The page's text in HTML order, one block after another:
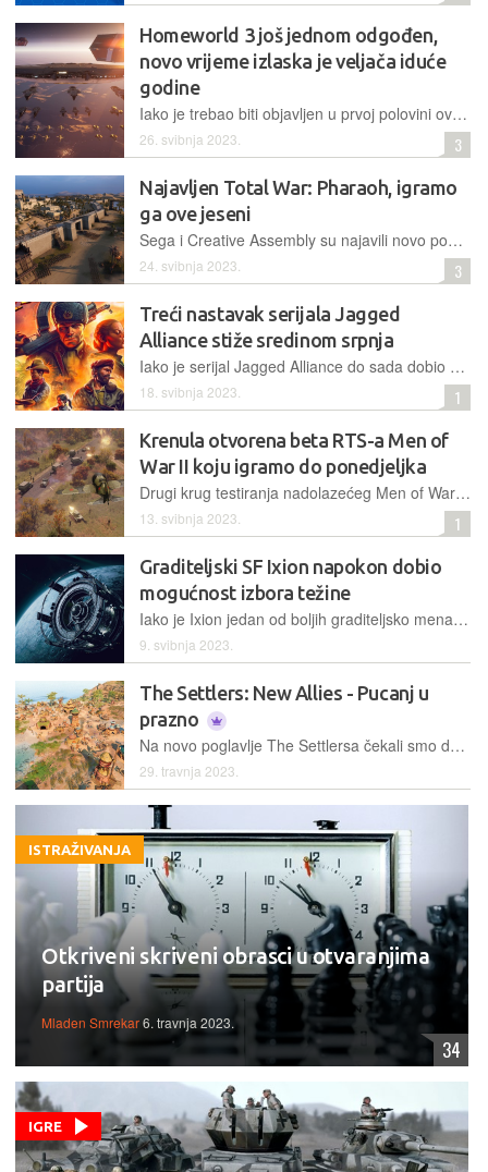
Homeworld 3 još jednom odgođen,
novo vrijeme izlaska je veljača iduće
godine
Iako je trebao biti objavljen u prvoj polovini ove godine, Homeworld 3 je novim priopćenjem developera odgođen za veljaču iduće čime nismo iznenađeni
26. svibnja 2023. 3
Najavljen Total War: Pharaoh, igramo
ga ove jeseni
Sega i Creative Assembly su najavili novo poglavlje proslavljenog serijala Total War koje će nas pričom odvesti u borbu za vladavinom nad drevnim Egiptom na vrhuncu njegove moći
24. svibnja 2023. 3
Treći nastavak serijala Jagged
Alliance stiže sredinom srpnja
Iako je serijal Jagged Alliance do sada dobio preko desetak izdanja, punokrvni treći nastavak stiže 14. srpnja ove godine
18. svibnja 2023. 1
Krenula otvorena beta RTS-a Men of
War II koju igramo do ponedjeljka
Drugi krug testiranja nadolazećeg Men of Wara II je otvoren za sve, a uz multiplayer, po prvi puta imamo prigodu iskusiti i single player, uključujući kooperativno igranje
13. svibnja 2023. 1
Graditeljski SF Ixion napokon dobio
mogućnost izbora težine
Iako je Ixion jedan od boljih graditeljsko menadžerskih naslova koje smo zaigrali u posljednje vrijeme, zamjerili smo mu težinu koju novom nadogradnjom napokon možemo ugađati
9. svibnja 2023.
The Settlers: New Allies - Pucanj u
prazno
Na novo poglavlje The Settlersa čekali smo dugih trinaest godina, i u konačnici dobili osrednji uradak, koji će čak i zadrti nostalgičari teško prihvatiti
29. travnja 2023.
ISTRAŽIVANJA
Otkriveni skriveni obrasci u otvaranjima
partija
Mladen Smrekar6. travnja 2023.
34
IGRE